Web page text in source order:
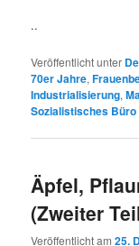
..
Veröffentlicht unter
70er Jahre,
Industrialisierung,
Sozialistisches Büro
Äpfel,
(Zweiter
Veröffentlicht am25.